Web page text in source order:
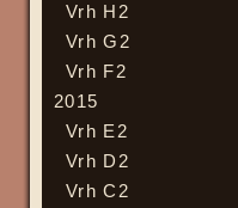
Vrh H2
Vrh G2
Vrh F2
2015
Vrh E2
Vrh D2
Vrh C2